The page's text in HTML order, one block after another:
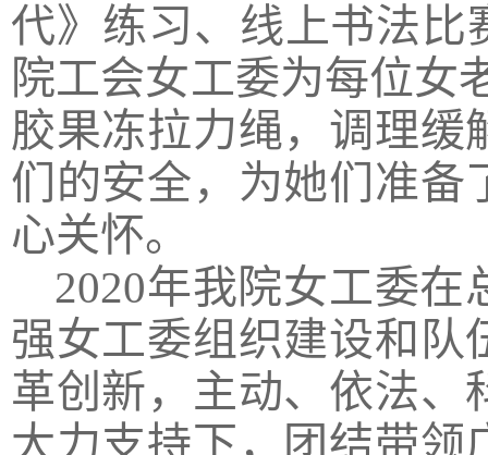
代》练习、线上书法比
院工会女工委为每位女
胶果冻拉力绳，调理缓
们的安全，为她们准备
心关怀。
2020年我院女工委在
强女工委组织建设和队
革创新，主动、依法、
大力支持下，团结带领